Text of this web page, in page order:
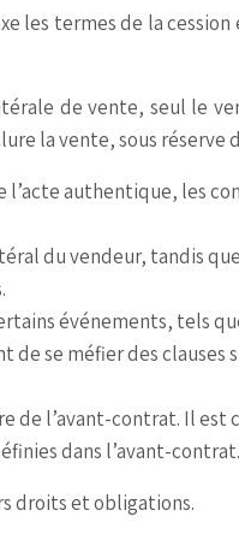
les termes de la
de vente, seul le
la vente, sous
authentique, les
du vendeur, tandis
événements, tels
se méfier des
de l’avant-contrat. Il
dans l’avant-contrat.
droits et obligations.